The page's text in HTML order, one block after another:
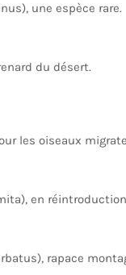
une espèce rare.
du désert.
les oiseaux
en
rapace